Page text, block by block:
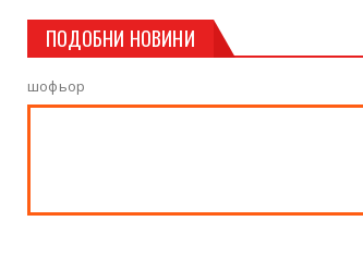
ПОДОБНИ НОВИНИ
шофьор